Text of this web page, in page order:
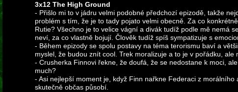
3x12 The High Ground
- Přišlo mi to v jádru velmi podobné předchozí epizodě, takže
problém s tím, že je to tady pojato velmi obecně. Za co
Rutie? Všechno je to velice vágní a divák tudíž podle mě nemá
neví, za co vlastně bojují. Člověk tudíž spíš sympatizuje s
- Během epizody se spolu postavy na téma terorismu baví a
myslel, že budou znít cool. Trek moralizuje a to je v pořádku, ale
- Crusherka Finnovi řekne, že doufá, že se nedostane k moci,
much?
- Asi nejlepší moment je, když Finn nařkne Federaci z
skutečně občas působí.